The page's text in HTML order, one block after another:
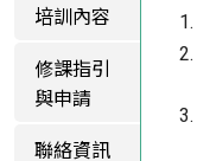
培訓內容
修課指引
與申請
聯絡資訊